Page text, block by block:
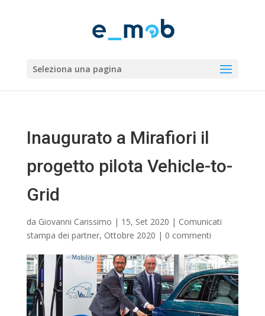
Seleziona una pagina
Inaugurato a Mirafiori il
progetto pilota Vehicle-to-
Grid
da Giovanni Carissimo | 15, Set 2020 | Comunicati
stampa dei partner, Ottobre 2020 | 0 commenti